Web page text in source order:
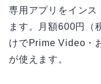
専用アプリをインス
ます。月額600円（
けでPrime Video・
が使えます。